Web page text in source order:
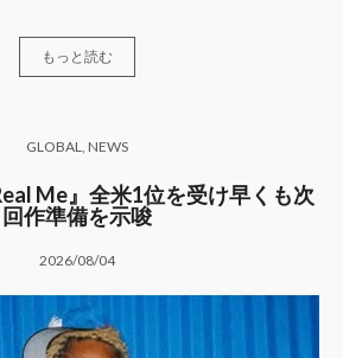
もっと読む
GLOBAL NEWS
Me』全米1位を受け早くも次
回作準備を示唆
2026/08/04